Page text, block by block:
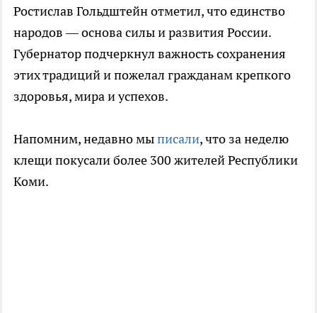
Ростислав Гольдштейн отметил, что единство
народов — основа силы и развития России.
Губернатор подчеркнул важность сохранения
этих традиций и пожелал гражданам крепкого
здоровья, мира и успехов.
Напомним, недавно мыписали, что за неделю
клещи покусали более 300 жителей Республики
Коми.